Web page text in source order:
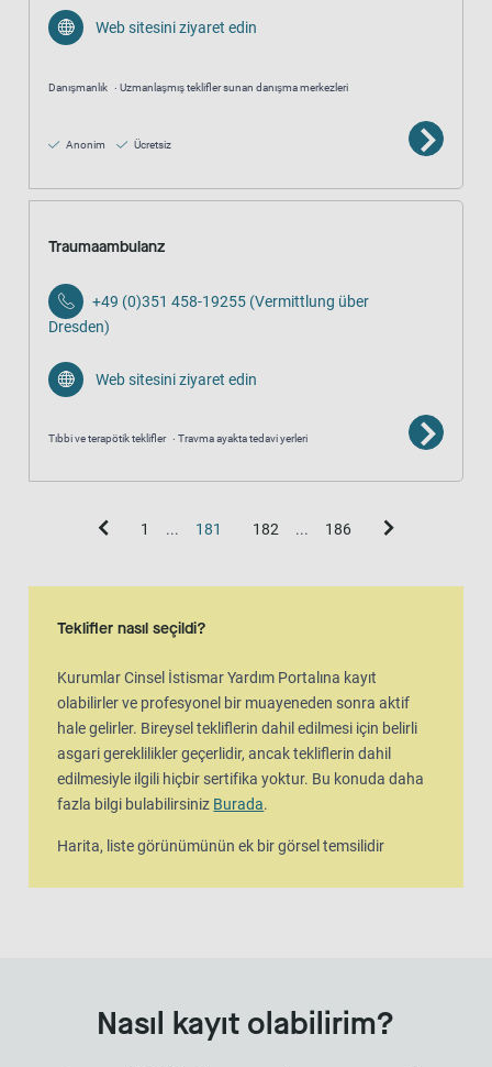
Web sitesini ziyaret edin
Danışmanlık Uzmanlaşmış teklifler sunan danışma merkezleri
Anonim Ücretsiz
Traumaambulanz
+49 (0)351 458-19255 (Vermittlung über
Dresden)
Web sitesini ziyaret edin
Tıbbi ve terapötik teklifler Travma ayakta tedavi yerleri
1 ... 181 182 ... 186
Harita görünümü
Teklifler nasıl seçildi?
Kurumlar Cinsel İstismar Yardım Portalına kayıt
olabilirler ve profesyonel bir muayeneden sonra aktif
hale gelirler. Bireysel tekliflerin dahil edilmesi için belirli
asgari gereklilikler geçerlidir, ancak tekliflerin dahil
edilmesiyle ilgili hiçbir sertifika yoktur. Bu konuda daha
fazla bilgi bulabilirsiniz Burada.
Harita, liste görünümünün ek bir görsel temsilidir
Nasıl kayıt olabilirim?